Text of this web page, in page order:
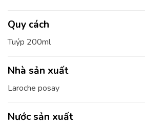
Quy cách
Tuýp 200ml
Nhà sản xuất
Laroche posay
Nước sản xuất